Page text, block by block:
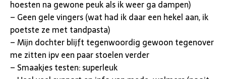
hoesten na gewone peuk als ik weer ga dampen)
– Geen gele vingers (wat had ik daar een hekel aan, ik
poetste ze met tandpasta)
– Mijn dochter blijft tegenwoordig gewoon tegenover
me zitten ipv een paar stoelen verder
– Smaakjes testen: superleuk